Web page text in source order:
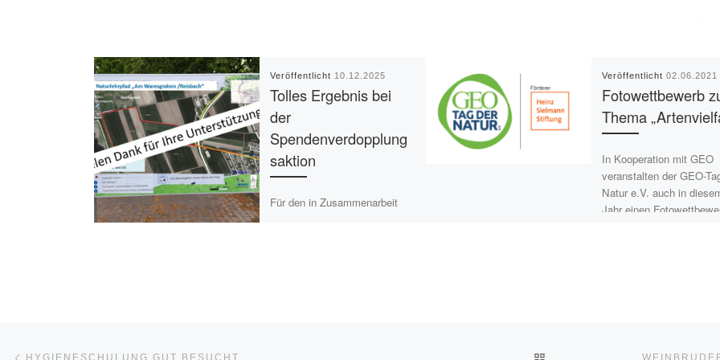
Veröffentlicht 10.12.2025
Tolles Ergebnis bei
der
Spendenverdopplung
saktion
Für den in Zusammenarbeit
Veröffentlicht 02.06.2021
Fotowettbewerb
Thema
In Kooperation mit GEO
veranstalten der GEO-
Natur e.V. auch in
Jahr einen
Beitragsnavigation
HYGIENESCHULUNG GUT BESUCHT ZURÜCK ZUR